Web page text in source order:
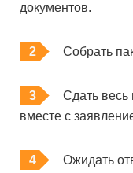
документов.
Собрать
Сдать весь
вместе с
Ожидать